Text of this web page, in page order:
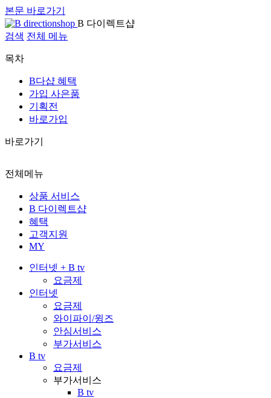
본문 바로가기
B 다이렉트샵
검색 전체 메뉴
목차
B다샵 혜택
가입 사은품
기획전
바로가입
바로가기
전체메뉴
상품 서비스
B 다이렉트샵
혜택
고객지원
MY
인터넷 + B tv
요금제
인터넷
요금제
와이파이/윙즈
안심서비스
부가서비스
B tv
요금제
부가서비스
B tv